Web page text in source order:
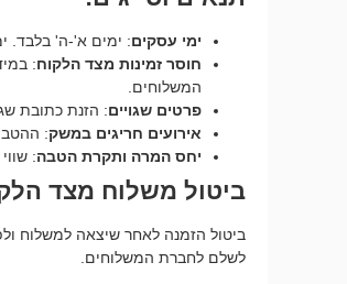
ימי עסקים: ימים א'-ה' בלבד.
חוסר זמינות מצד הלקוח:
המשלוחים.
פרטים שגויים: הזנת כתובת
אירועים חריגים במשק:
יחס המרה ותקרת הטבה: שווי 100 נק׳ = 20 שח, סכום ההטבה הכולל לא יעבור את ה-500 נקודות.
ביטול משלוח מצד
ביטול הזמנה לאחר שיצאה למשלוח
לשלם לחברת המשלוחים.